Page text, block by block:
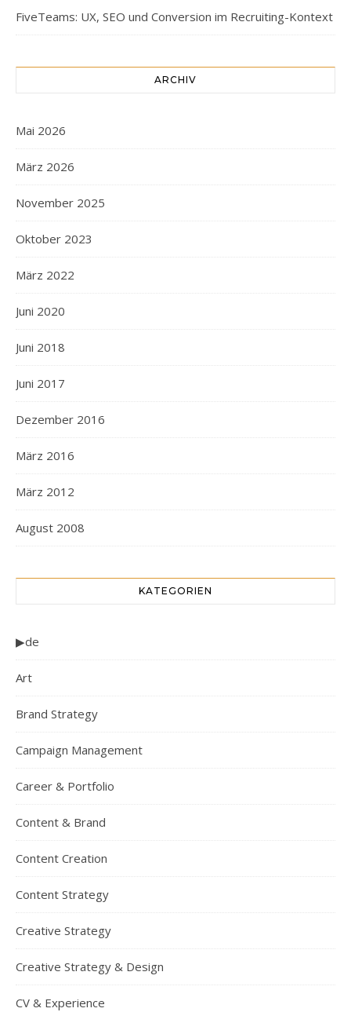
FiveTeams: UX, SEO und Conversion im Recruiting-Kontext
ARCHIV
Mai 2026
März 2026
November 2025
Oktober 2023
März 2022
Juni 2020
Juni 2018
Juni 2017
Dezember 2016
März 2016
März 2012
August 2008
KATEGORIEN
▶de
Art
Brand Strategy
Campaign Management
Career & Portfolio
Content & Brand
Content Creation
Content Strategy
Creative Strategy
Creative Strategy & Design
CV & Experience